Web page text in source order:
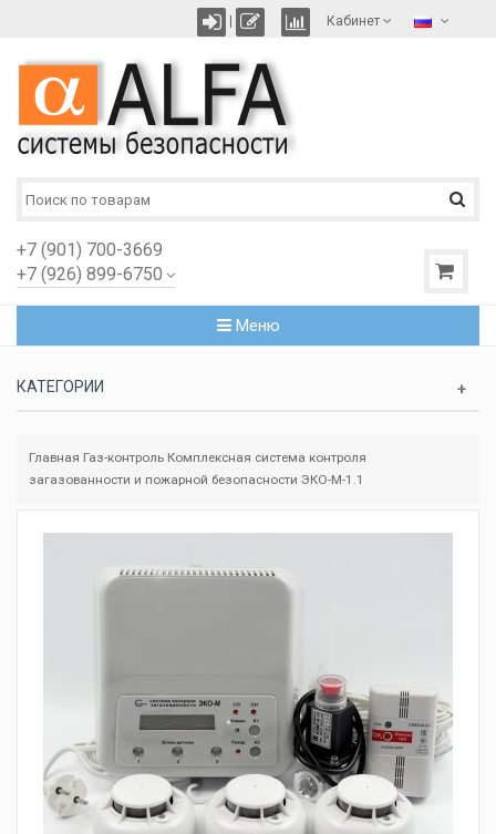
Кабинет
+7 (901) 700-3669
+7 (926) 899-6750
Меню
КАТЕГОРИИ
Главная Газ-контроль Комплексная система контроля
загазованности и пожарной безопасности ЭКО-M-1.1